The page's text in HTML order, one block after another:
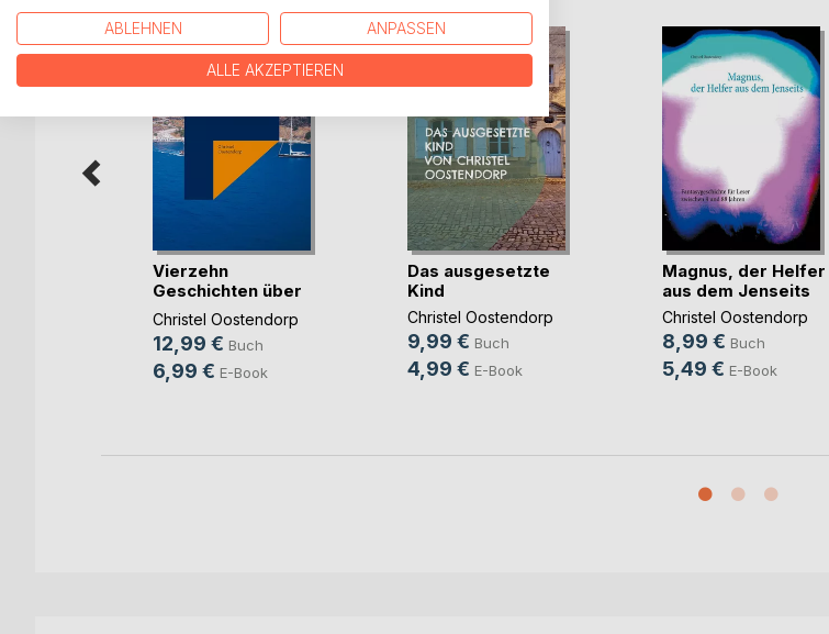
Vierzehn
Geschichten über
nicht al(...)
Christel Oostendorp
12,99 € Buch
6,99 € E-Book
Das ausgesetzte
Kind
Christel Oostendorp
9,99 € Buch
4,99 € E-Book
Magnus, der Helfer
aus dem Jenseits
Christel Oostendorp
8,99 € Buch
5,49 € E-Book
ABLEHNEN ANPASSEN
ALLE AKZEPTIEREN